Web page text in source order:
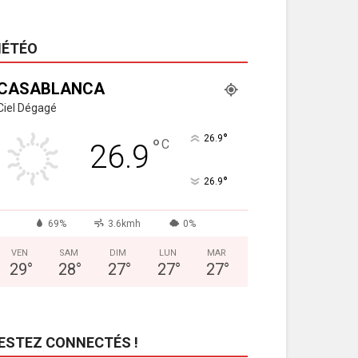
Dégagé
26.9 °C 26.9°
26.9°
69% 3.6kmh 0%
VEN
29°
SAM
28°
DIM
27°
LUN
27°
MAR
27°
CONNECTÉS !